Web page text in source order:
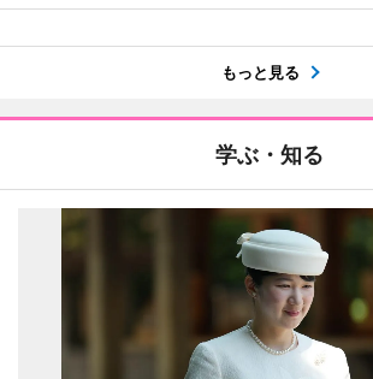
もっと見る
学ぶ・知る